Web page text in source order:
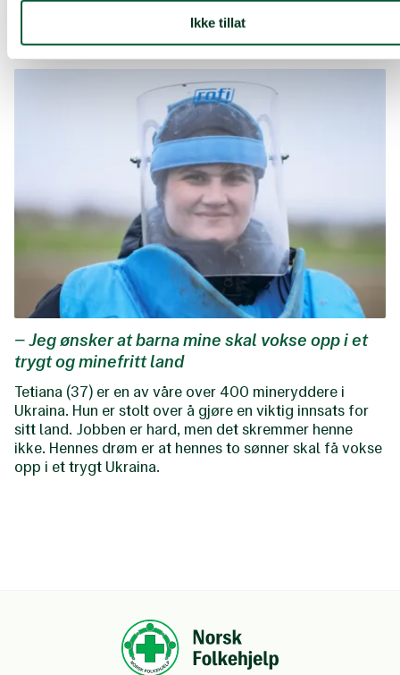
Ikke tillat
– Jeg ønsker at barna mine skal vokse opp i et
trygt og minefritt land
Tetiana (37) er en av våre over 400 mineryddere i
Ukraina. Hun er stolt over å gjøre en viktig innsats for
sitt land. Jobben er hard, men det skremmer henne
ikke. Hennes drøm er at hennes to sønner skal få vokse
opp i et trygt Ukraina.